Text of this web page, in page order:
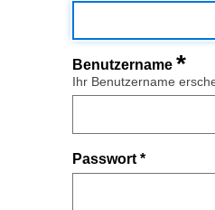
Benutzername *
Ihr Benutzername
Passwort *